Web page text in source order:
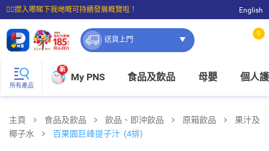
☝🏼㩒入嚟睇下我哋嘅可持續發展概覽啦！
⭐購物滿$399即享免費送貨；滿$100即可免費店取。
English
送貨上門
0
所有產品
新
My PNS 食品及飲品 母嬰 個人
主頁 食品及飲品 飲品、即沖飲品 原箱飲品
果汁及
椰子水
百果園巨峰提子汁 (4排)